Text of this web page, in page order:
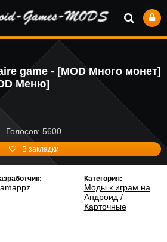
game - [MOD Много монет]
Меню]
Голосов: 5600
В закладки
Категория:
Моды к играм на
Андроид /
Карточные